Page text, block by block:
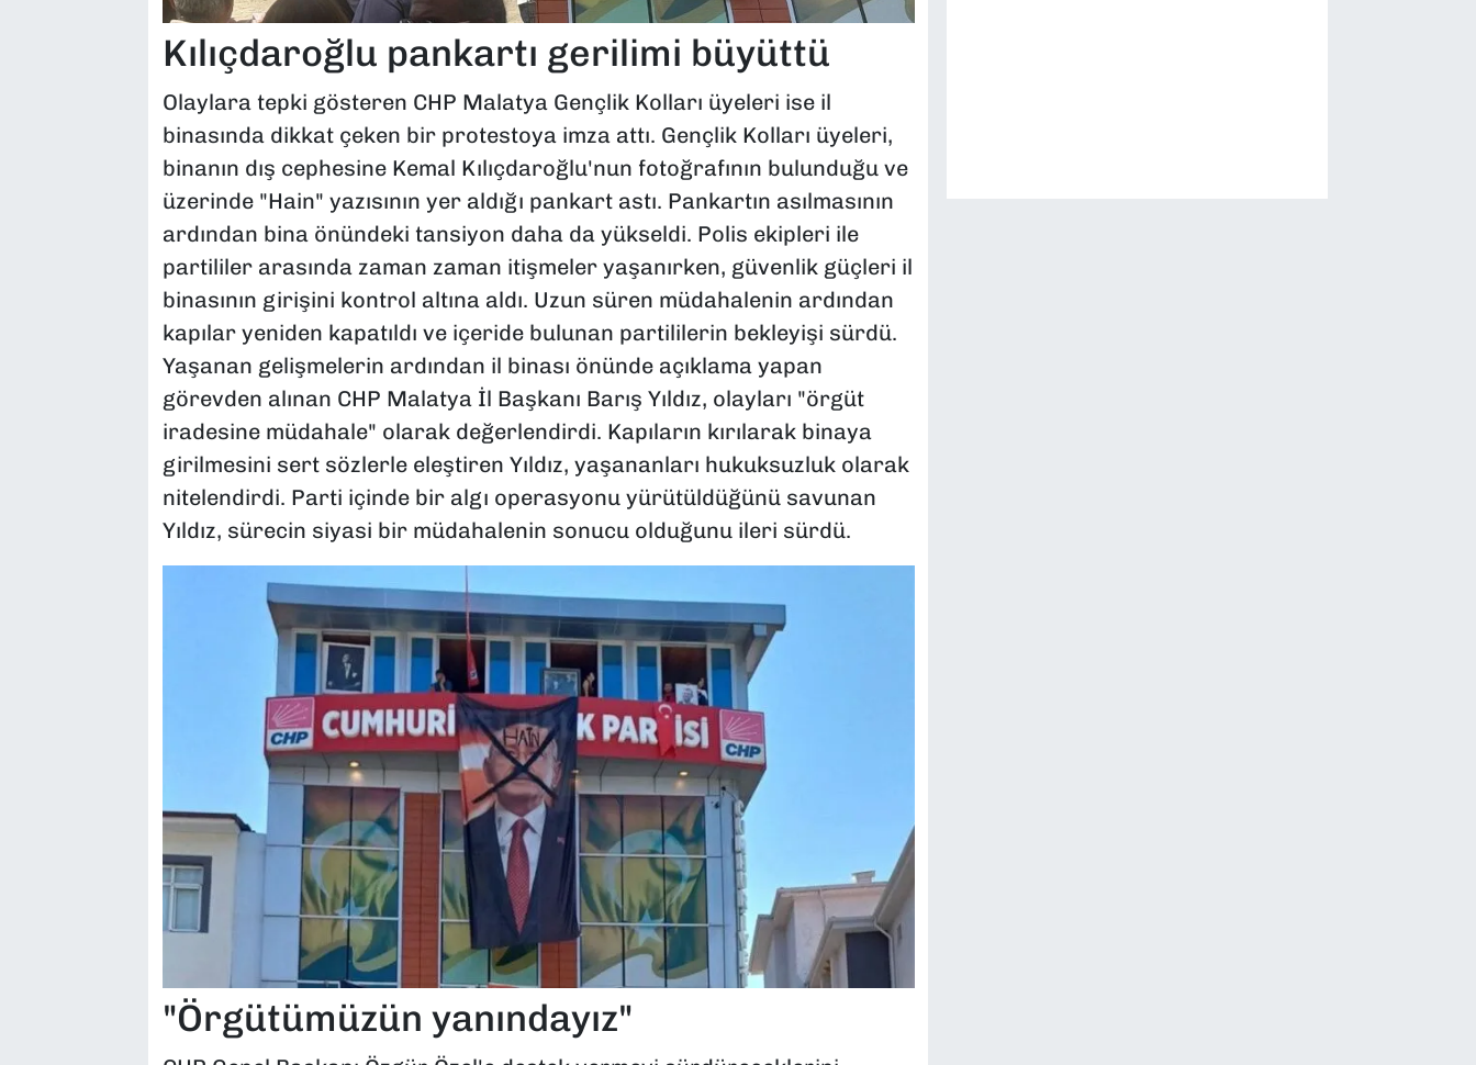
Kılıçdaroğlu pankartı gerilimi büyüttü
Olaylara tepki gösteren CHP Malatya Gençlik Kolları üyeleri ise il
binasında dikkat çeken bir protestoya imza attı. Gençlik Kolları üyeleri,
binanın dış cephesine Kemal Kılıçdaroğlu'nun fotoğrafının bulunduğu ve
üzerinde "Hain" yazısının yer aldığı pankart astı. Pankartın asılmasının
ardından bina önündeki tansiyon daha da yükseldi. Polis ekipleri ile
partililer arasında zaman zaman itişmeler yaşanırken, güvenlik güçleri il
binasının girişini kontrol altına aldı. Uzun süren müdahalenin ardından
kapılar yeniden kapatıldı ve içeride bulunan partililerin bekleyişi sürdü.
Yaşanan gelişmelerin ardından il binası önünde açıklama yapan
görevden alınan CHP Malatya İl Başkanı Barış Yıldız, olayları "örgüt
iradesine müdahale" olarak değerlendirdi. Kapıların kırılarak binaya
girilmesini sert sözlerle eleştiren Yıldız, yaşananları hukuksuzluk olarak
nitelendirdi. Parti içinde bir algı operasyonu yürütüldüğünü savunan
Yıldız, sürecin siyasi bir müdahalenin sonucu olduğunu ileri sürdü.
"Örgütümüzün yanındayız"